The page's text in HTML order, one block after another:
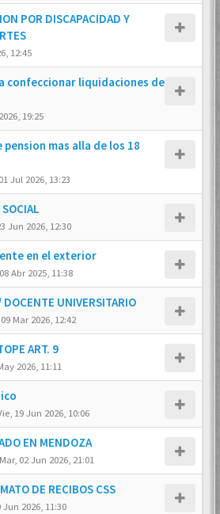
POR DISCAPACIDAD Y
12:45
confeccionar liquidaciones de
19:25
mas alla de los 18
Jul 2026, 13:23
Jun 2026, 12:30
en el exterior
Abr 2025, 11:38
UNIVERSITARIO
Mar 2026, 12:42
ART. 9
2026, 11:11
19 Jun 2026, 10:06
EN MENDOZA
Mar, 02 Jun 2026, 21:01
DE RECIBOS CSS
Jun 2026, 11:30